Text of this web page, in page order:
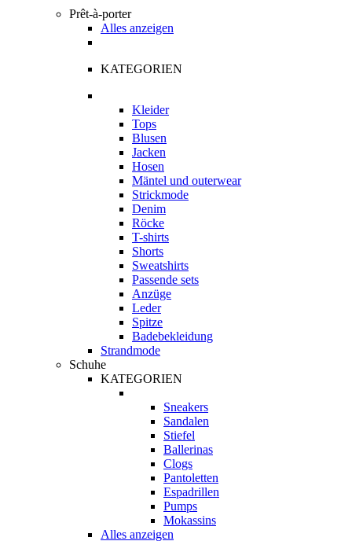
Prêt-à-porter
Alles anzeigen
KATEGORIEN
Kleider
Tops
Blusen
Jacken
Hosen
Mäntel und outerwear
Strickmode
Denim
Röcke
T-shirts
Shorts
Sweatshirts
Passende sets
Anzüge
Leder
Spitze
Badebekleidung
Strandmode
Schuhe
KATEGORIEN
Sneakers
Sandalen
Stiefel
Ballerinas
Clogs
Pantoletten
Espadrillen
Pumps
Mokassins
Alles anzeigen